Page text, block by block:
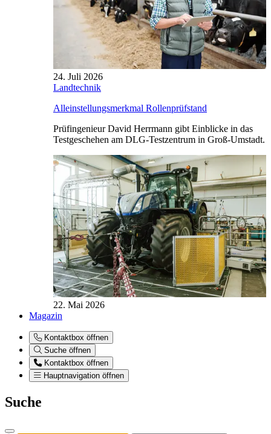
24. Juli 2026
Landtechnik
Alleinstellungsmerkmal Rollenprüfstand
Prüfingenieur David Herrmann gibt Einblicke in das
Testgeschehen am DLG-Testzentrum in Groß-Umstadt.
22. Mai 2026
Magazin
Kontaktbox öffnen
Suche öffnen
Kontaktbox öffnen
Hauptnavigation öffnen
Suche